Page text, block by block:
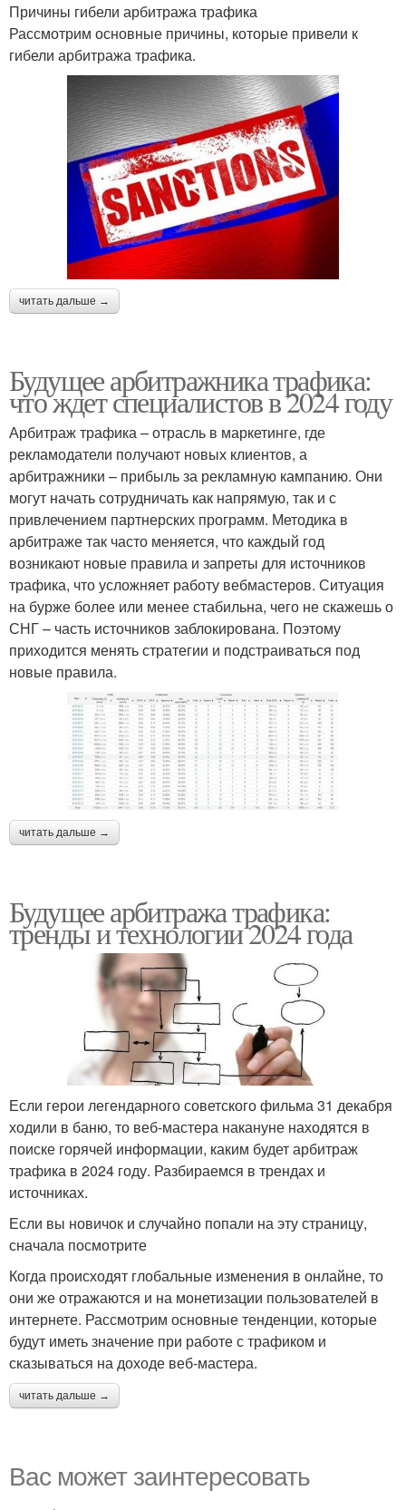
Причины гибели арбитража трафика
Рассмотрим основные причины, которые привели к
гибели арбитража трафика.
читать дальше →
Будущее арбитражника трафика:
что ждет специалистов в 2024 году
Арбитраж трафика – отрасль в маркетинге, где
рекламодатели получают новых клиентов, а
арбитражники – прибыль за рекламную кампанию. Они
могут начать сотрудничать как напрямую, так и с
привлечением партнерских программ. Методика в
арбитраже так часто меняется, что каждый год
возникают новые правила и запреты для источников
трафика, что усложняет работу вебмастеров. Ситуация
на бурже более или менее стабильна, чего не скажешь о
СНГ – часть источников заблокирована. Поэтому
приходится менять стратегии и подстраиваться под
новые правила.
читать дальше →
Будущее арбитража трафика:
тренды и технологии 2024 года
Если герои легендарного советского фильма 31 декабря
ходили в баню, то веб-мастера накануне находятся в
поиске горячей информации, каким будет арбитраж
трафика в 2024 году. Разбираемся в трендах и
источниках.
Если вы новичок и случайно попали на эту страницу,
сначала посмотрите
Когда происходят глобальные изменения в онлайне, то
они же отражаются и на монетизации пользователей в
интернете. Рассмотрим основные тенденции, которые
будут иметь значение при работе с трафиком и
сказываться на доходе веб-мастера.
читать дальше →
Вас может заинтересовать